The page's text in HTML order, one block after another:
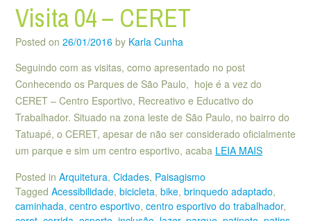
Visita 04 – CERET
Posted on 26/01/2016 by Karla Cunha
Seguindo com as visitas, como apresentado no post
Conhecendo os Parques de São Paulo, hoje é a vez do
CERET – Centro Esportivo, Recreativo e Educativo do
Trabalhador. Situado na zona leste de São Paulo, no bairro do
Tatuapé, o CERET, apesar de não ser considerado oficialmente
um parque e sim um centro esportivo, acaba LEIA MAIS
Posted in Arquitetura, Cidades, Paisagismo
Tagged Acessibilidade, bicicleta, bike, brinquedo adaptado,
caminhada, centro esportivo, centro esportivo do trabalhador,